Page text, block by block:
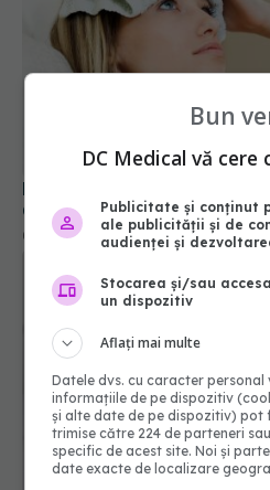
Poate răcirea capului să
09 iun 2026, 20:30
De ce să bagi fețele de
22 feb 2026, 13:30
Bun
DC Medical vă
Publicitate și conținut
ale publicității și de
audienței și
Stocarea și/sau
un dispozitiv
Aflați mai multe
Datele dvs. cu caracter
informațiile de pe dispozitiv
și alte date de pe dispozitiv) pot
trimise către 224 de parteneri
specific de acest site. Noi și
date exacte de localizare